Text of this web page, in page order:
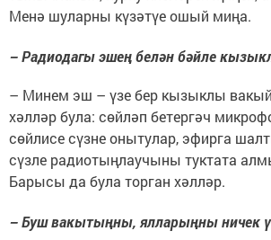
Менә шуларны күзәтүе ошый миңа.
– Радиодагы эшең белән бәйле
– Минем эш – үзе бер кызыклы
хәлләр була: сөйләп бетергәч
сөйлисе сүзне онытулар, эфирга
сүзле радиотыңлаучыны туктата
Барысы да була торган хәлләр.
– Буш вакытыңны, ялларыңны ничек